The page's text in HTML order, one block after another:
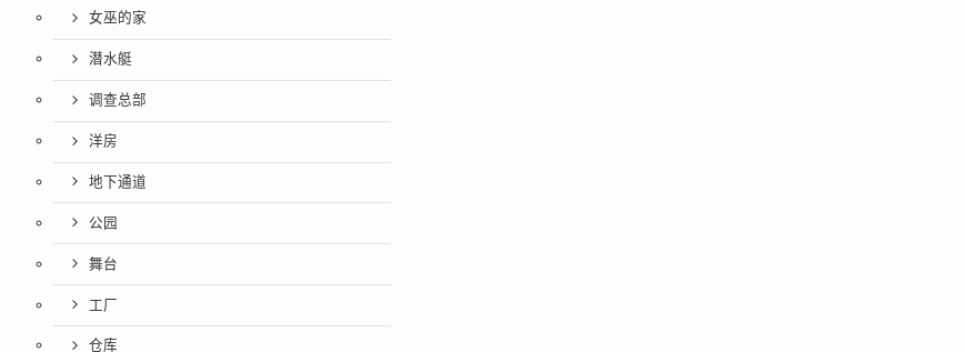
女巫的家
潜水艇
调查总部
洋房
地下通道
公园
舞台
工厂
仓库